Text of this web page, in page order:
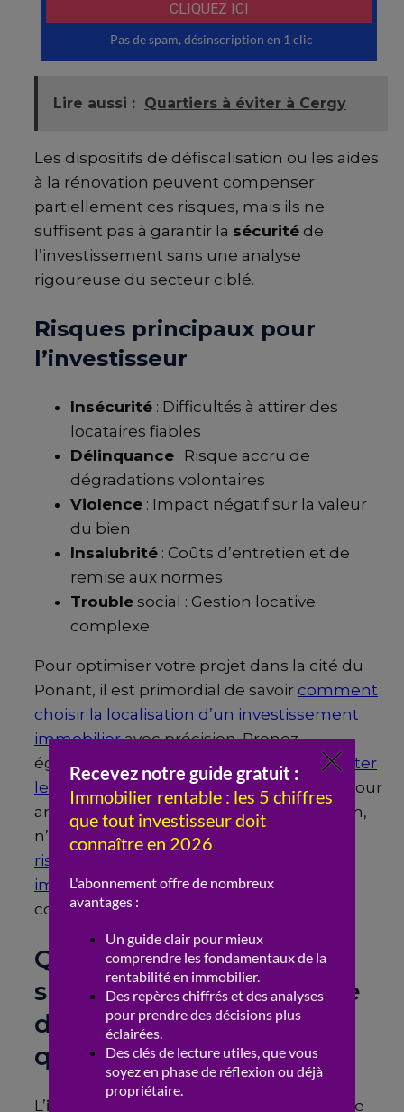
Lire aussi : Quartiers à éviter à Cergy
Les dispositifs de défiscalisation ou les aides
à la rénovation peuvent compenser
partiellement ces risques, mais ils ne
suffisent pas à garantir la sécurité de
l’investissement sans une analyse
rigoureuse du secteur ciblé.
Risques principaux pour
l’investisseur
Insécurité : Difficultés à attirer des
locataires fiables
Délinquance : Risque accru de
dégradations volontaires
Violence : Impact négatif sur la valeur
du bien
Insalubrité : Coûts d’entretien et de
remise aux normes
Trouble social : Gestion locative
complexe
Pour optimiser votre projet dans la cité du
Ponant, il est primordial de savoir comment
choisir la localisation d’un investissement
immobilieravec précision. Prenez
également le temps de
comment détecter
les quartiers en devenir avant d’investir
pour
anticiper les futures hausses de prix. Enfin,
n’oubliez pas d’analyser
risques majeurs d’un investissement
immobilieravant de signer votre
compromis.
Quels sont les premiers
signes d’insalubrité et de
dégradation dans ces
quartiers ?
L’insalubrité se manifeste par la présence